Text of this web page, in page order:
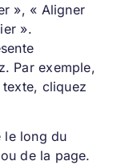
», « Aligner
».
Par exemple,
cliquez
le long du
de la page.